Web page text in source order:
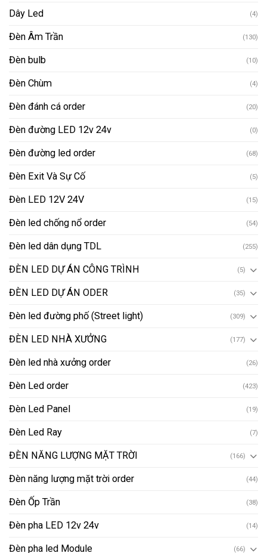
Dây Led (4)
Đèn Âm Trần (130)
Đèn bulb (10)
Đèn Chùm (4)
Đèn đánh cá order (20)
Đèn đường LED 12v 24v (0)
Đèn đường led order (68)
Đèn Exit Và Sự Cố (5)
Đèn LED 12V 24V (15)
Đèn led chống nổ order (54)
Đèn led dân dụng TDL (255)
ĐÈN LED DỰ ÁN CÔNG TRÌNH (5)
ĐÈN LED DỰ ÁN ODER (35)
Đèn led đường phố (Street light) (309)
ĐÈN LED NHÀ XƯỞNG (177)
Đèn led nhà xưởng order (26)
Đèn Led order (423)
Đèn Led Panel (19)
Đèn Led Ray (7)
ĐÈN NĂNG LƯỢNG MẶT TRỜI (166)
Đèn năng lượng mặt trời order (44)
Đèn Ốp Trần (38)
Đèn pha LED 12v 24v (14)
Đèn pha led Module (66)